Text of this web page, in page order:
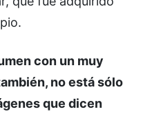
con un muy
no está sólo
que dicen